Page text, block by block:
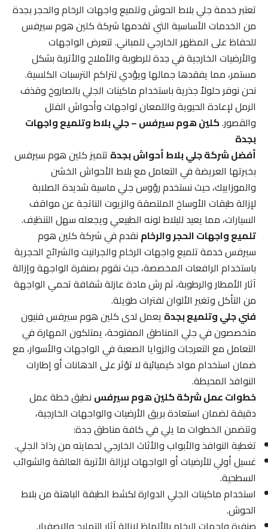
تعتبر خدمة جلي بلاط الحوش وتلميع واجهات الرخام والحجر بجدة
من الخدمات الأساسية التي تقدمها شركة كلين هوم سيرفس
للحفاظ على المظهر الخارجي للمباني. تتعرض الواجهات
والأرضيات الخارجية في جدة للرطوبة والأملاح والأتربة بشكل
مستمر، مما يفقدها جمالها ويؤدي لتراكم الترسبات الكلسية.
نحن نوفر حلولاً جذرية باستخدام ماكينات الجلي بالصاروخ وقذف
الرمل لإعادة الحيوية واللمعان لواجهات وأحواش الفلل
والقصور.كلين هوم سيرفس – جلي بلاط وتلميع واجهات
بجدة
أفضل شركة جلي بلاط أحواش بجدةتتميز كلين هوم سيرفس
بخبرتها العريضة في التعامل مع بلاط الأحواش الخشن
والموزاييك، حيث نستخدم رؤوس جلي ماسية شديدة الصلابة
لإزالة طبقات الأوساخ الملتصقة والزيوت الناتجة عن مواقف
السيارات، مما يعيد للبلاط لونه الطبيعي ويجعله سهل التنظيف.
تلميع واجهات الحجر والرخامنقدم في شركة كلين هوم
سيرفس خدمة تلميع واجهات الرخام والجرانيت والشرائح الحجرية
باستخدام الرافعات المخصصة، حيث نقوم بصنفرة الواجهة وإزالة
آثار الأمطار والرطوبة، ثم رش مادة عازلة شفافة تحمي الواجهة
من التأكل وتغير الألوان لفترات طويلة.
فني جلي وتلميع بجدةيعمل لدى كلين هوم سيرفس فنيون
متخصصون في جلي المناطق المفتوحة، يمتلكون المهارة في
التعامل مع التعرجات والزوايا الصعبة في الواجهات والأسوار، مع
ضمان استخدام مواد كيميائية لا تؤثر على الدهانات أو إطارات
النوافذ المحيطة.
خطوات عمل شركة كلين هوم سيرفسنطبق خطة عمل
دقيقة لضمان استعادة بريق الأرضيات والواجهات الخارجية،
وتتضمن الخطوات ما يلي في كافة مناطق جدة:
تغطية النوافذ والأبواب والأثاث الخارجي لحمايته من رذاذ الجلي.
غسيل أولي للأرضيات أو الواجهات لإزالة الأتربة العالقة والشوائب
السطحية.
استخدام ماكينات الجلي الدوارة لكشط الطبقة الباهتة من بلاط
الحوش.